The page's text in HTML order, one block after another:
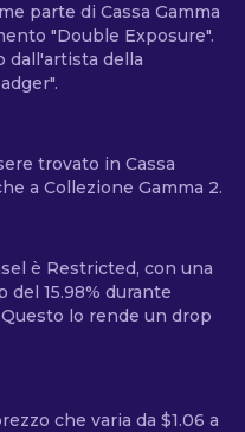
parte di Cassa Gamma
"Double Exposure".
dall'artista della
trovato in Cassa
a Collezione Gamma 2.
è Restricted, con una
15.98% durante
lo rende un drop
che varia da $1.06 a